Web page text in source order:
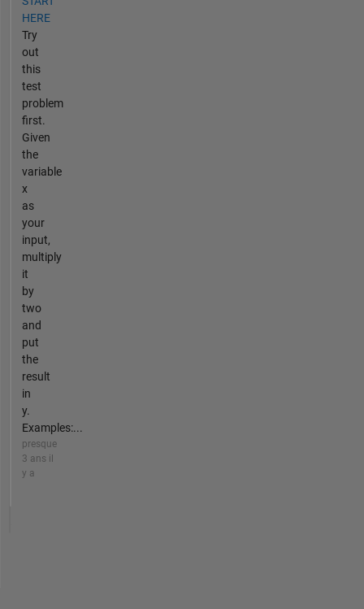
HERE
Try
out
this
test
problem
first.
Given
the
variable
x
as
your
input,
multiply
it
by
two
and
put
the
result
in
y.
Examples:...
presque
3 ans il
y a